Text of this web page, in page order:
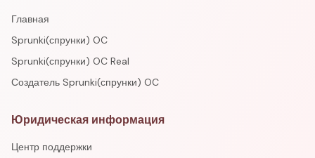
Главная
Sprunki(спрунки) OC
Sprunki(спрунки) OC Real
Создатель Sprunki(спрунки) OC
Юридическая информация
Центр поддержки